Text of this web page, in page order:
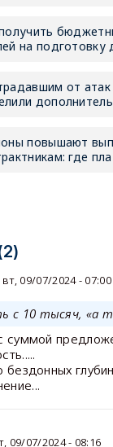
на подготовку
от
повышают
где
вт, 09/07/2024 - 07:00
с 10 тысяч, «а
суммой
бездонных
09/07/2024 - 08:16